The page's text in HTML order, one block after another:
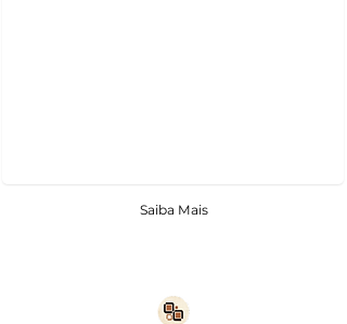
Saiba Mais